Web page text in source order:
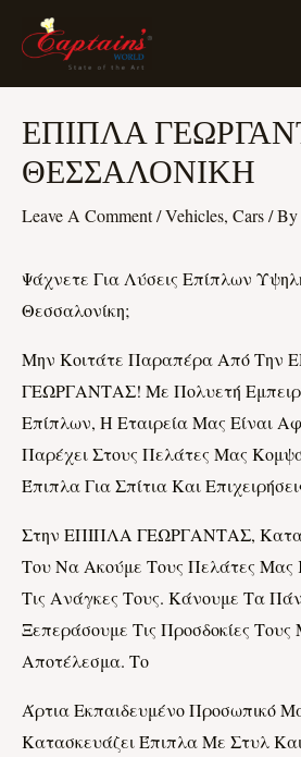
ΕΠΙΠΛΑ
ΘΕΣΣΑΛΟΝΙΚΗ
Leave A Comment/Vehicles, Cars/ By
Ψάχνετε Για Λύσεις Επίπλων
Θεσσαλονίκη;
Μην Κοιτάτε Παραπέρα Από Την
ΓΕΩΡΓΑΝΤΑΣ! Με Πολυετή
Επίπλων, Η Εταιρεία Μας Είναι
Παρέχει Στους Πελάτες Μας
Έπιπλα Για Σπίτια Και
Στην ΕΠΙΠΛΑ ΓΕΩΡΓΑΝΤΑΣ,
Του Να Ακούμε Τους Πελάτες Μας
Τις Ανάγκες Τους. Κάνουμε Τα
Ξεπεράσουμε Τις Προσδοκίες Τους
Αποτέλεσμα. Το
Άρτια Εκπαιδευμένο Προσωπικό
Κατασκευάζει Έπιπλα Με Στυλ
Navigation